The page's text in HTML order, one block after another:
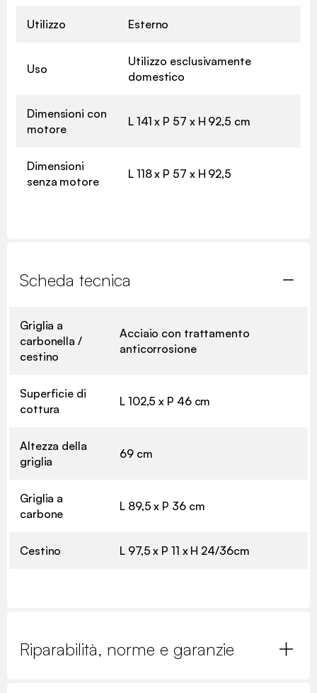
Utilizzo Esterno
Uso
Utilizzo esclusivamente
domestico
Dimensioni con
motore
L 141 x P 57 x H 92,5 cm
Dimensioni
senza motore
L 118 x P 57 x H 92,5
Scheda tecnica
Griglia a
carbonella /
cestino
Acciaio con trattamento
anticorrosione
Superficie di
cottura
L 102,5 x P 46 cm
Altezza della
griglia
69 cm
Griglia a
carbone
L 89,5 x P 36 cm
Cestino L 97,5 x P 11 x H 24/36cm
Riparabilità, norme e garanzie